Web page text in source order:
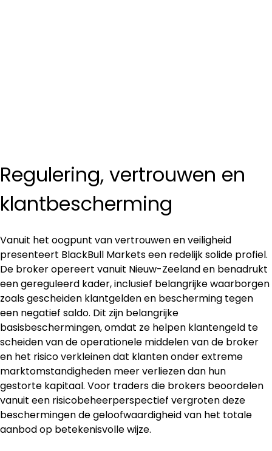
Regulering, vertrouwen en
klantbescherming
Vanuit het oogpunt van vertrouwen en veiligheid
presenteert BlackBull Markets een redelijk solide profiel.
De broker opereert vanuit Nieuw-Zeeland en benadrukt
een gereguleerd kader, inclusief belangrijke waarborgen
zoals gescheiden klantgelden en bescherming tegen
een negatief saldo. Dit zijn belangrijke
basisbeschermingen, omdat ze helpen klantengeld te
scheiden van de operationele middelen van de broker
en het risico verkleinen dat klanten onder extreme
marktomstandigheden meer verliezen dan hun
gestorte kapitaal. Voor traders die brokers beoordelen
vanuit een risicobeheerperspectief vergroten deze
beschermingen de geloofwaardigheid van het totale
aanbod op betekenisvolle wijze.